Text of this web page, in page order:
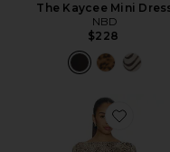
The Kaycee Mini
NBD
$228
Favorite